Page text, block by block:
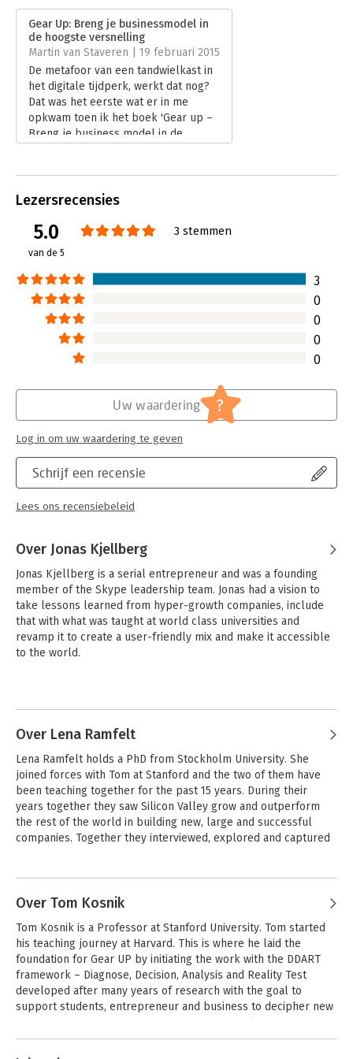
Uitgever:
Boom
Druk:
1
Verschijningsdatum:
5-11-2014
Hoofdrubriek: Strategisch management
Gear Up: Breng je businessmodel in
de hoogste versnelling
Martin van Staveren | 19 februari 2015
De metafoor van een tandwielkast in
het digitale tijdperk, werkt dat nog?
Dat was het eerste wat er in me
opkwam toen ik het boek 'Gear up –
Breng je business model in de
Lezersrecensies
5.0
van de 5
3 stemmen
3
0
0
0
0
Schrijf een recensie
Lees ons recensiebeleid
Uw waardering ?
Log in om uw waardering te geven
Over Jonas Kjellberg
Jonas Kjellberg is a serial entrepreneur and was a founding
member of the Skype leadership team. Jonas had a vision to
take lessons learned from hyper-growth companies, include
that with what was taught at world class universities and
revamp it to create a user-friendly mix and make it accessible
to the world.
Kjellberg
Business Model
Potential and Plan
Your Path to
Success
Bekijk alle boeken
Over Lena Ramfelt
Lena Ramfelt holds a PhD from Stockholm University. She
joined forces with Tom at Stanford and the two of them have
been teaching together for the past 15 years. During their
years together they saw Silicon Valley grow and outperform
the rest of the world in building new, large and successful
companies. Together they interviewed, explored and captured
Over Tom Kosnik
Tom Kosnik is a Professor at Stanford University. Tom started
his teaching journey at Harvard. This is where he laid the
foundation for Gear UP by initiating the work with the DDART
framework – Diagnose, Decision, Analysis and Reality Test
developed after many years of research with the goal to
support students, entrepreneur and business to decipher new
around the world including USA, Mexico, China, Chile and